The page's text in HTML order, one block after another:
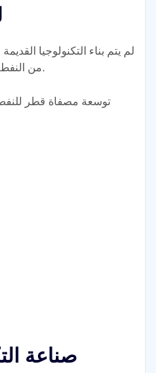
لم يتم بناء التكنولوجيا
من النفط الروسي المخفض كما فعلت بعض الدول الأخرى بما في ذلك الجزائر والصين.
توسعة مصفاة قطر
صناعة